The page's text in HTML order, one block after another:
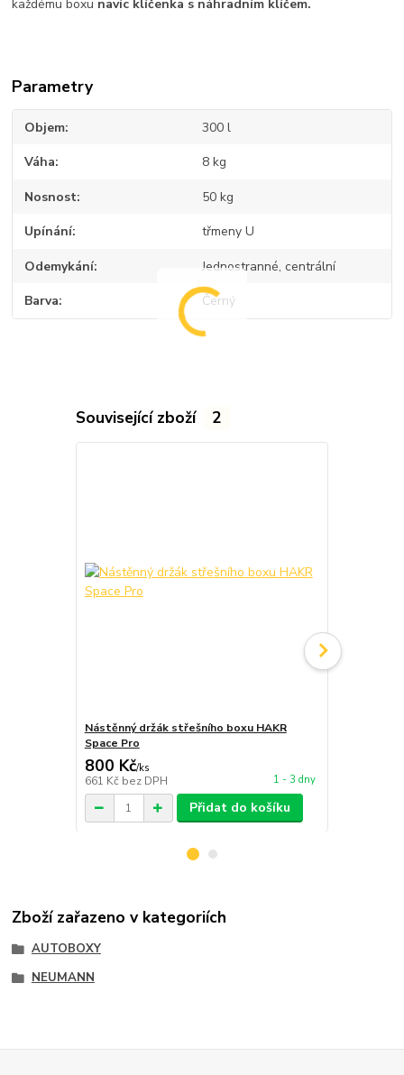
každému boxu navíc klíčenka s náhradním klíčem.
Parametry
Objem 300 l
Váha 8 kg
Nosnost 50 kg
Upínání třmeny U
Odemykání Jednostranné, centrální
Barva Černý
Související zboží 2
Nástěnný držák střešního boxu HAKR
Space Pro
800 Kč/ks
661 Kč bez DPH 1 - 3 dny
Přidat do košíku
Zboží zařazeno v kategoriích
AUTOBOXY
NEUMANN